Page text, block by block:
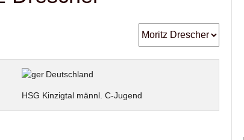
Deutschland
HSG Kinzigtal männl. C-Jugend